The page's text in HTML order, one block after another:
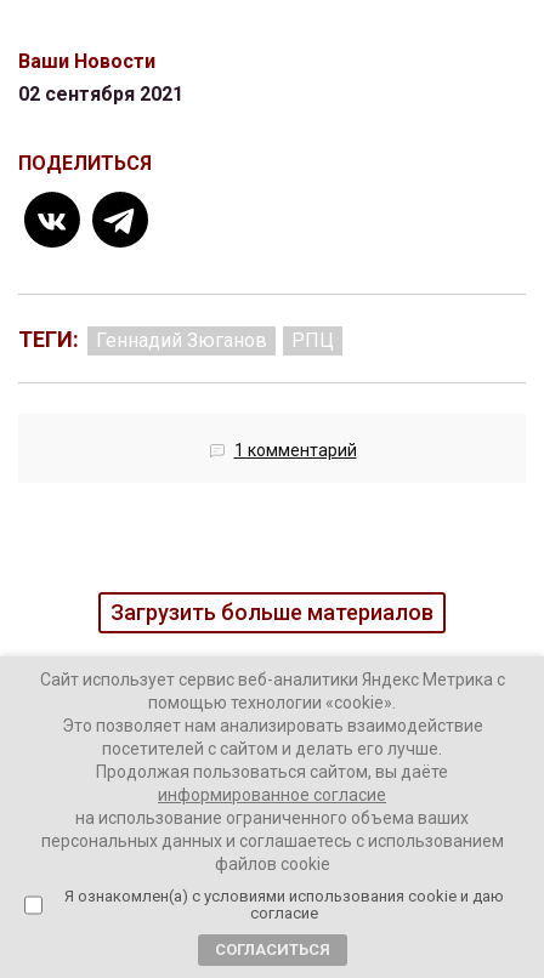
Ваши Новости
02 сентября 2021
ПОДЕЛИТЬСЯ
ТЕГИ: Геннадий Зюганов РПЦ
1 комментарий
Загрузить больше материалов
Интервью
Актуальное
Аналитика
Сайт использует сервис веб-аналитики Яндекс Метрика с
помощью технологии «cookie».
Это позволяет нам анализировать взаимодействие
посетителей с сайтом и делать его лучше.
Продолжая пользоваться сайтом, вы даёте
информированное согласие
на использование ограниченного объема ваших
персональных данных и соглашаетесь с использованием
файлов cookie
Я ознакомлен(а) с условиями использования cookie и даю
согласие
СОГЛАСИТЬСЯ